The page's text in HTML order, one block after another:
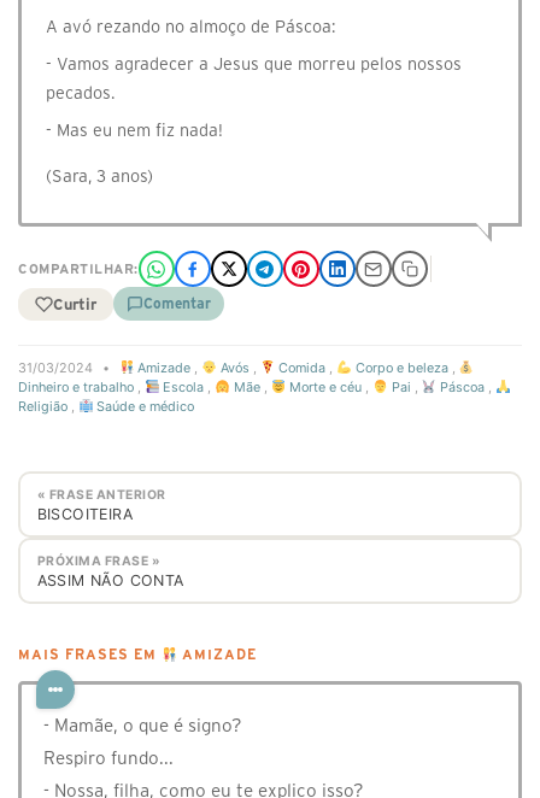
A avó rezando no almoço de Páscoa:
- Vamos agradecer a Jesus que morreu pelos nossos
pecados.
- Mas eu nem fiz nada!
(Sara, 3 anos)
COMPARTILHAR:
Curtir Comentar
31/03/2024 • Amizade , Avós , Comida , Corpo e beleza,
Dinheiro e trabalho , Escola , Mãe, Morte e céu , Pai , Páscoa,
Religião , Saúde e médico
« FRASE ANTERIOR
BISCOITEIRA
PRÓXIMA FRASE »
ASSIM NÃO CONTA
MAIS FRASES EM AMIZADE
- Mamãe, o que é signo?
Respiro fundo...
- Nossa, filha, como eu te explico isso?